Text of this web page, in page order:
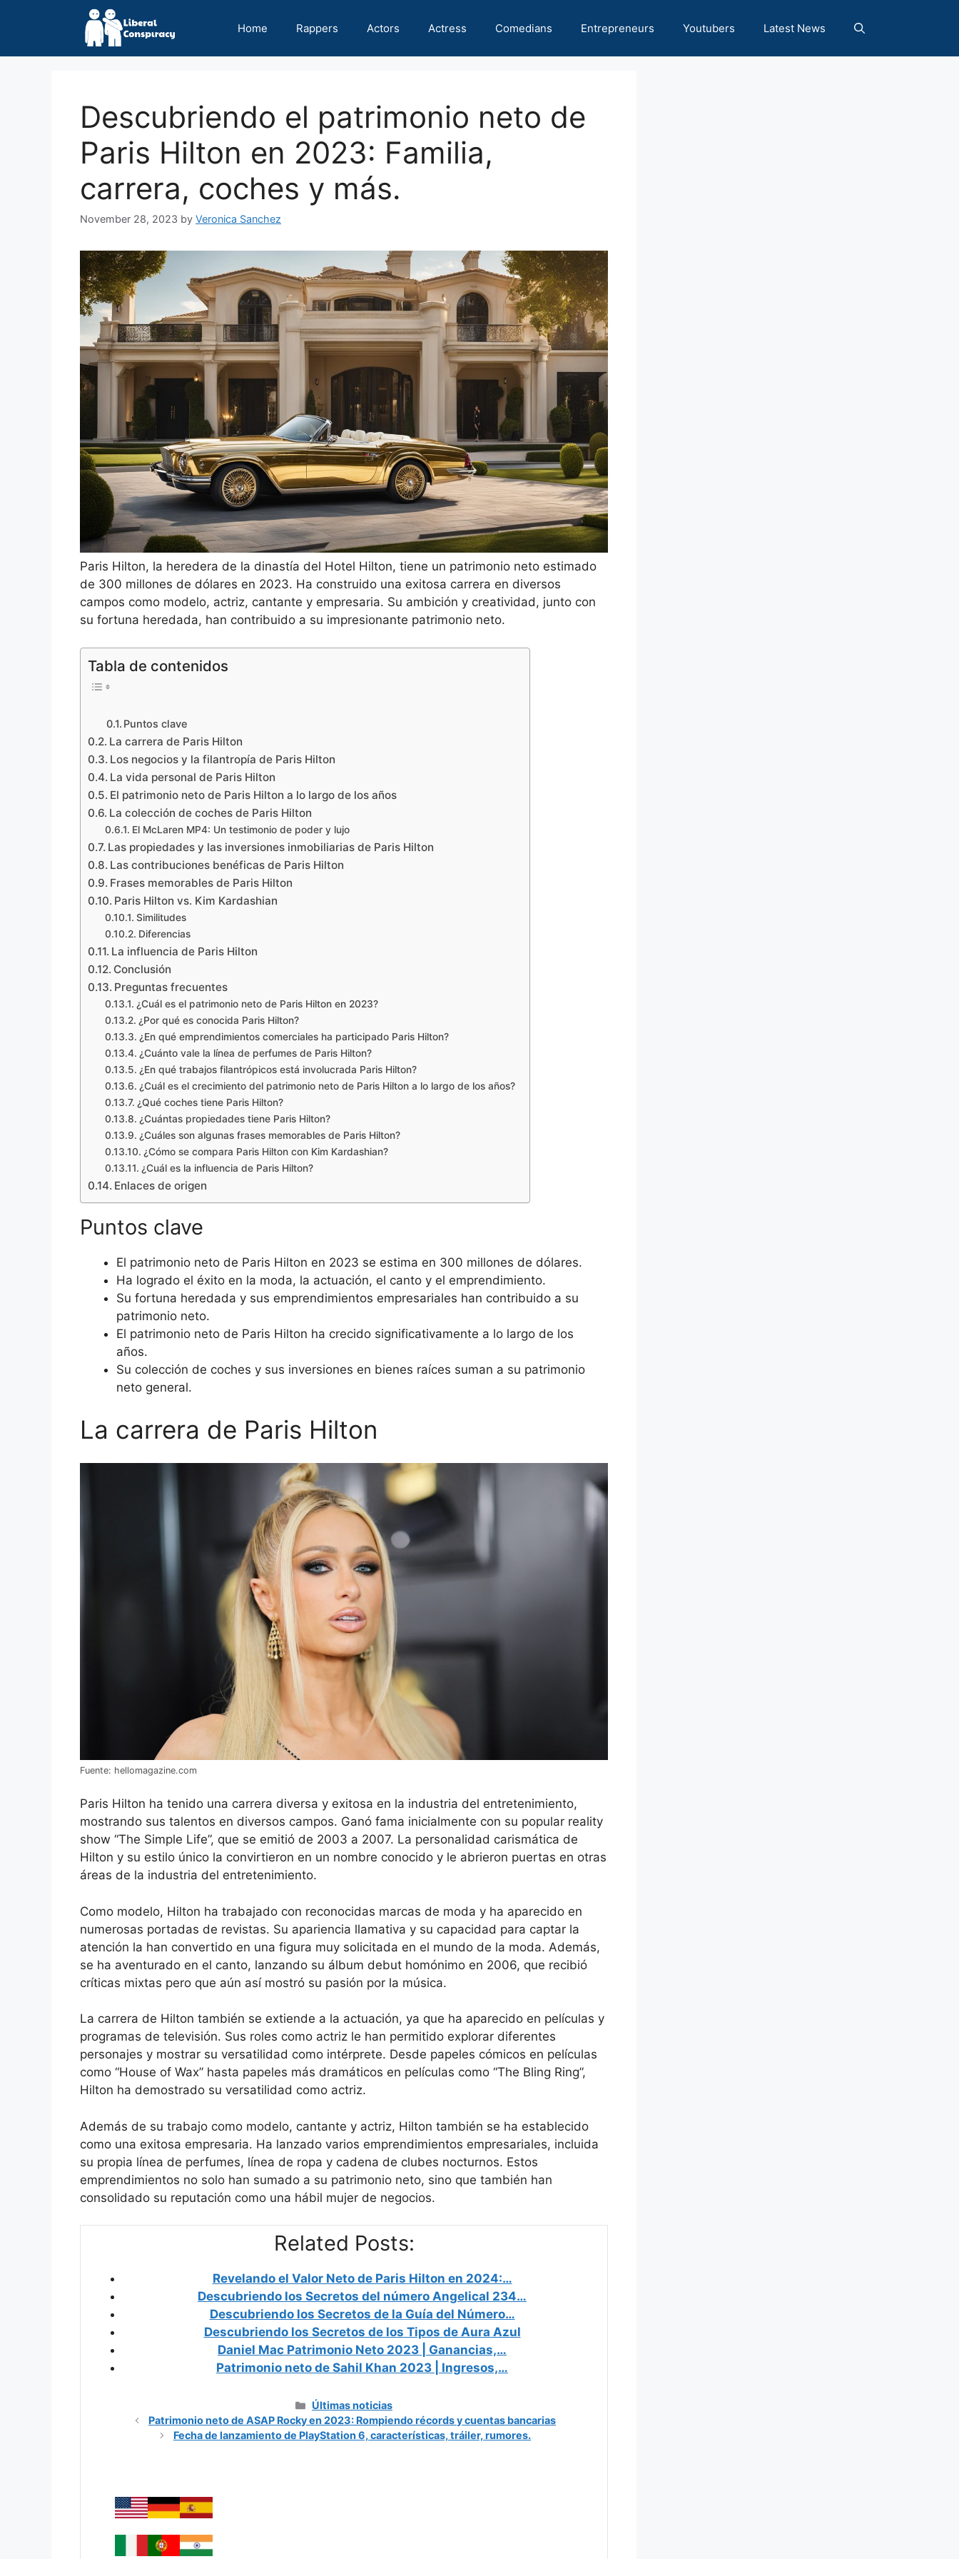
Home Rappers Actors Actress Comedians Entrepreneurs Youtubers Latest News
Descubriendo el patrimonio neto de
Paris Hilton en 2023: Familia,
carrera, coches y más.
November 28, 2023 by Veronica Sanchez
Paris Hilton, la heredera de la dinastía del Hotel Hilton, tiene un patrimonio neto estimado
de 300 millones de dólares en 2023. Ha construido una exitosa carrera en diversos
campos como modelo, actriz, cantante y empresaria. Su ambición y creatividad, junto con
su fortuna heredada, han contribuido a su impresionante patrimonio neto.
Tabla de contenidos
Puntos clave
La carrera de Paris Hilton
Los negocios y la filantropía de Paris Hilton
La vida personal de Paris Hilton
El patrimonio neto de Paris Hilton a lo largo de los años
La colección de coches de Paris Hilton
El McLaren MP4: Un testimonio de poder y lujo
Las propiedades y las inversiones inmobiliarias de Paris Hilton
Las contribuciones benéficas de Paris Hilton
Frases memorables de Paris Hilton
Paris Hilton vs. Kim Kardashian
Similitudes
Diferencias
La influencia de Paris Hilton
Conclusión
Preguntas frecuentes
¿Cuál es el patrimonio neto de Paris Hilton en 2023?
¿Por qué es conocida Paris Hilton?
¿En qué emprendimientos comerciales ha participado Paris Hilton?
¿Cuánto vale la línea de perfumes de Paris Hilton?
¿En qué trabajos filantrópicos está involucrada Paris Hilton?
¿Cuál es el crecimiento del patrimonio neto de Paris Hilton a lo largo de los años?
¿Qué coches tiene Paris Hilton?
¿Cuántas propiedades tiene Paris Hilton?
¿Cuáles son algunas frases memorables de Paris Hilton?
¿Cómo se compara Paris Hilton con Kim Kardashian?
¿Cuál es la influencia de Paris Hilton?
Enlaces de origen
Puntos clave
El patrimonio neto de Paris Hilton en 2023 se estima en 300 millones de dólares.
Ha logrado el éxito en la moda, la actuación, el canto y el emprendimiento.
Su fortuna heredada y sus emprendimientos empresariales han contribuido a su
patrimonio neto.
El patrimonio neto de Paris Hilton ha crecido significativamente a lo largo de los
años.
Su colección de coches y sus inversiones en bienes raíces suman a su patrimonio
neto general.
La carrera de Paris Hilton
Fuente: hellomagazine.com
Paris Hilton ha tenido una carrera diversa y exitosa en la industria del entretenimiento,
mostrando sus talentos en diversos campos. Ganó fama inicialmente con su popular reality
show “The Simple Life”, que se emitió de 2003 a 2007. La personalidad carismática de
Hilton y su estilo único la convirtieron en un nombre conocido y le abrieron puertas en otras
áreas de la industria del entretenimiento.
Como modelo, Hilton ha trabajado con reconocidas marcas de moda y ha aparecido en
numerosas portadas de revistas. Su apariencia llamativa y su capacidad para captar la
atención la han convertido en una figura muy solicitada en el mundo de la moda. Además,
se ha aventurado en el canto, lanzando su álbum debut homónimo en 2006, que recibió
críticas mixtas pero que aún así mostró su pasión por la música.
La carrera de Hilton también se extiende a la actuación, ya que ha aparecido en películas y
programas de televisión. Sus roles como actriz le han permitido explorar diferentes
personajes y mostrar su versatilidad como intérprete. Desde papeles cómicos en películas
como “House of Wax” hasta papeles más dramáticos en películas como “The Bling Ring”,
Hilton ha demostrado su versatilidad como actriz.
Además de su trabajo como modelo, cantante y actriz, Hilton también se ha establecido
como una exitosa empresaria. Ha lanzado varios emprendimientos empresariales, incluida
su propia línea de perfumes, línea de ropa y cadena de clubes nocturnos. Estos
emprendimientos no solo han sumado a su patrimonio neto, sino que también han
consolidado su reputación como una hábil mujer de negocios.
Related Posts:
Revelando el Valor Neto de Paris Hilton en 2024:…
Descubriendo los Secretos del número Angelical 234…
Descubriendo los Secretos de la Guía del Número…
Descubriendo los Secretos de los Tipos de Aura Azul
Daniel Mac Patrimonio Neto 2023 | Ganancias,…
Patrimonio neto de Sahil Khan 2023 | Ingresos,…
Categories
Últimas noticias
Patrimonio neto de ASAP Rocky en 2023: Rompiendo récords y cuentas bancarias
Fecha de lanzamiento de PlayStation 6, características, tráiler, rumores.